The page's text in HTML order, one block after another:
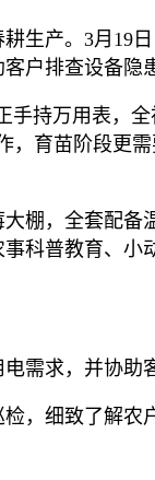
生产。3月19
户排查设备隐
持万用表，
育苗阶段更
棚，全套配
科普教育、
需求，并协助
，细致了解